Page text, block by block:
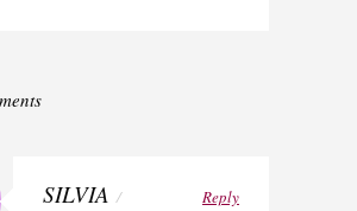
SILVIA /
Reply